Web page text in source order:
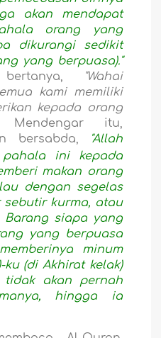
akan mendapat
orang yang
dikurangi sedikit
yang berpuasa)."
"Wahai
kami memiliki
kepada orang
itu,
bersabda,
"Allah
pahala ini kepada
makan orang
dengan segelas
sebutir kurma, atau
Barang siapa yang
yang berpuasa
minum
ku (di Akhirat kelak)
tidak akan pernah
hingga ia